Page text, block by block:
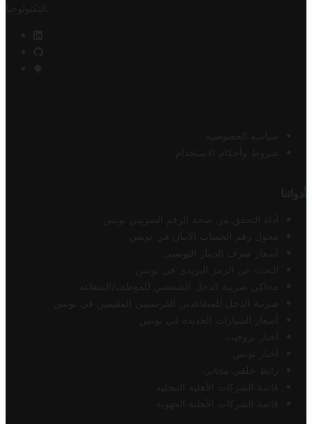
التكنولوجيا
سياسة الخصوصية
شروط وأحكام الاستخدام
أدواتنا
أداة التحقق من صحة الرقم الضريبي تونس
محول رقم الحساب الآيبان في تونس
أسعار صرف الدينار التونسي
البحث عن الرمز البريدي في تونس
محاكي ضريبة الدخل الشخصي للموظف/المتقاعد
ضريبة الدخل للمتقاعدين الفرنسيين المقيمين في تونس
أسعار السيارات الجديدة في تونس
أخبار تروفيت
أخبار تونس
رابط خلفي مجاني
قائمة الشركات الأهلية المحلية
قائمة الشركات الأهلية الجهوية